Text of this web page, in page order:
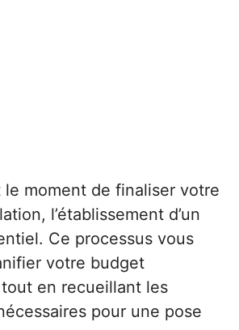
le moment de finaliser votre
l’établissement d’un
Ce processus vous
votre budget
en recueillant les
pour une pose